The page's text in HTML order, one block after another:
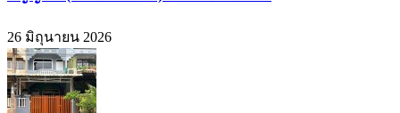
26 มิถุนายน 2026